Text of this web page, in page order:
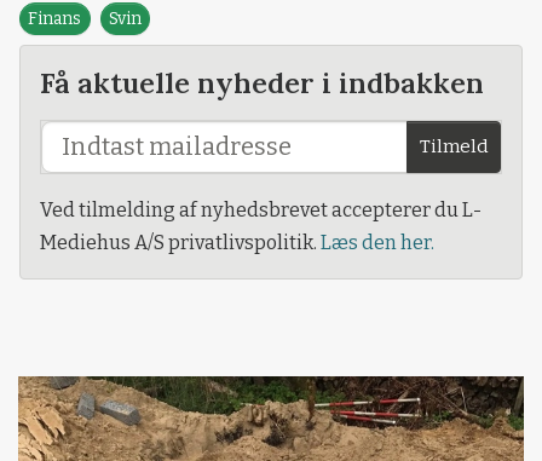
Finans Svin
Få aktuelle nyheder i indbakken
Tilmeld
Ved tilmelding af nyhedsbrevet accepterer du L-
Mediehus A/S privatlivspolitik. Læs den her.